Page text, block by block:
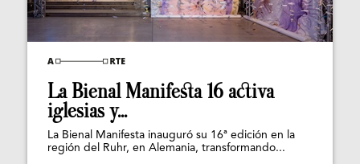
La Bienal Manifesta 16 activa
iglesias y...
La Bienal Manifesta inauguró su 16ª edición en la
región del Ruhr, en Alemania, transformando...